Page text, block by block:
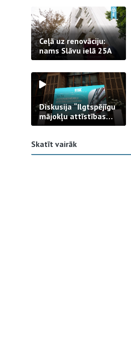
Ceļā uz renovāciju:
nams Slāvu ielā 25A
Diskusija “Ilgtspējīgu
mājokļu attīstības
izaicinājums”
Skatīt vairāk